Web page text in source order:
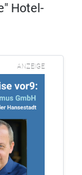
Hotel-
ANZEIGE